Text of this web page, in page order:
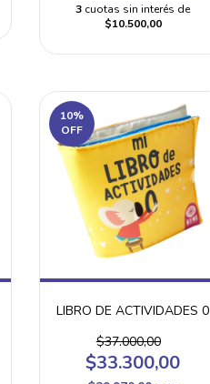
3 cuotas sin interés de
$10.500,00
10%
OFF
LIBRO DE ACTIVIDADES 0
$37.000,00
$33.300,00